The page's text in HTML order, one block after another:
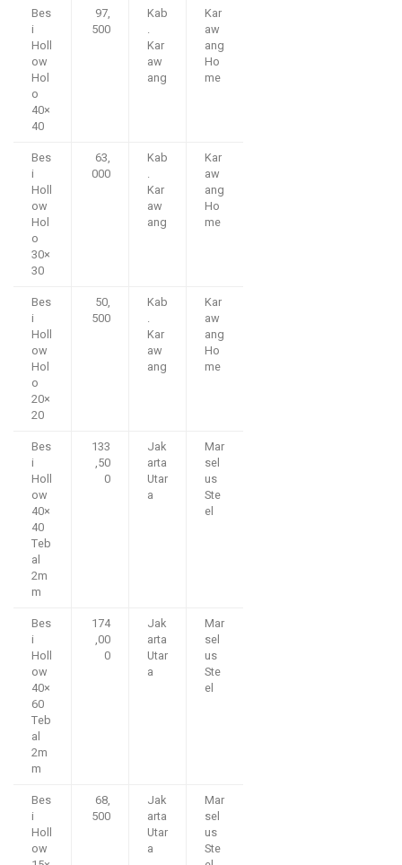
Bes
i
Holl
ow
Hol
o
40×
40
97,
500
Kab
.
Kar
aw
ang
Kar
aw
ang
Ho
me
Bes
i
Holl
ow
Hol
o
30×
30
63,
000
Kab
.
Kar
aw
ang
Kar
aw
ang
Ho
me
Bes
i
Holl
ow
Hol
o
20×
20
50,
500
Kab
.
Kar
aw
ang
Kar
aw
ang
Ho
me
Bes
i
Holl
ow
40×
40
Teb
al
2m
m
133
,50
0
Jak
arta
Utar
a
Mar
sel
us
Ste
el
Bes
i
Holl
ow
40×
60
Teb
al
2m
m
174
,00
0
Jak
arta
Utar
a
Mar
sel
us
Ste
el
Bes
i
Holl
ow
68,
500
Jak
arta
Utar
a
Mar
sel
us
Ste